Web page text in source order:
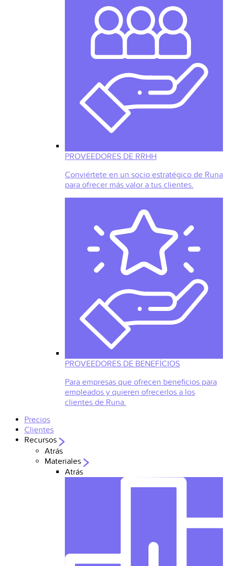
PROVEEDORES DE RRHH
Conviértete en un socio estratégico de Runa
para ofrecer más valor a tus clientes.
PROVEEDORES DE BENEFÍCIOS
Para empresas que ofrecen beneficios para
empleados y quieren ofrecerlos a los
clientes de Runa.
Precios
Clientes
Recursos
Atrás
Materiales
Atrás